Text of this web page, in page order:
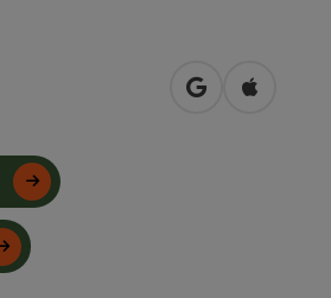
in Googlein Apple